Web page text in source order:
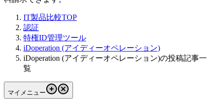
IT製品比較TOP
認証
特権ID管理ツール
iDoperation (アイディーオペレーション)
iDoperation (アイディーオペレーション)の投稿記事一
覧
マイメニュー